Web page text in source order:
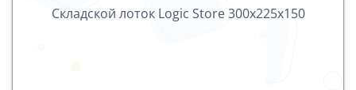
Складской лоток Logiс Store 300х225х150